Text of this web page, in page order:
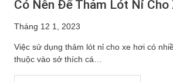
Có Nên Để Thảm Lót Nỉ Cho
Tháng 12 1, 2023
Việc sử dụng thảm lót nỉ cho xe hơi có
thuộc vào sở thích cá…